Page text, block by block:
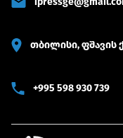
თბილისი, ფშავის
+995 598 930 739